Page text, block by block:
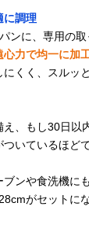
に調理
ンに、専用の
心力で均一に加
くく、スルッ
、もし30日以
いているほどで
ンや食洗機に
がセットに